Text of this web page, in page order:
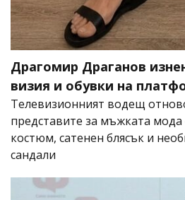
Драгомир Драганов
визия и обувки на
Телевизионният водещ
представите за мъжката мода
костюм, сатенен блясък и
сандали